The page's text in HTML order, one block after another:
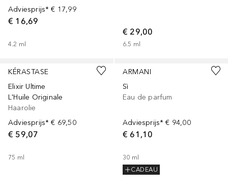
Adviesprijs* € 17,99
€ 16,69
4.2 ml
€ 29,00
6.5 ml
KÉRASTASE
Elixir Ultime
L'Huile Originale
Haarolie
Adviesprijs* € 69,50
€ 59,07
75 ml
ARMANI
Sì
Eau de parfum
Adviesprijs* € 94,00
€ 61,10
30 ml
CADEAU